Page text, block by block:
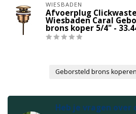
WIESBADEN
Afvoerplug Clickwaste
Wiesbaden Caral
brons koper 5/4" -
Geborsteld brons
Heb je vragen over